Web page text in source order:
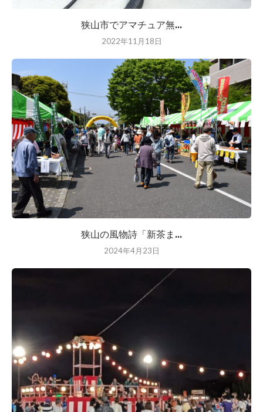
狭山市でアマチュア無...
2022年11月18日
狭山の風物詩「新茶ま...
2024年4月23日